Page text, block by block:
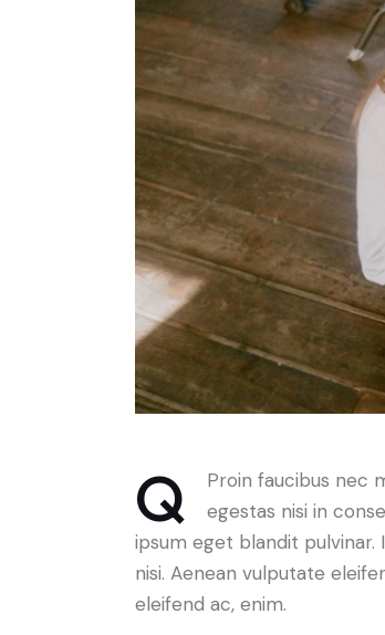
Q
Proin faucibus nec
egestas nisi in
ipsum eget blandit pulvinar.
nisi. Aenean vulputate
eleifend ac, enim.